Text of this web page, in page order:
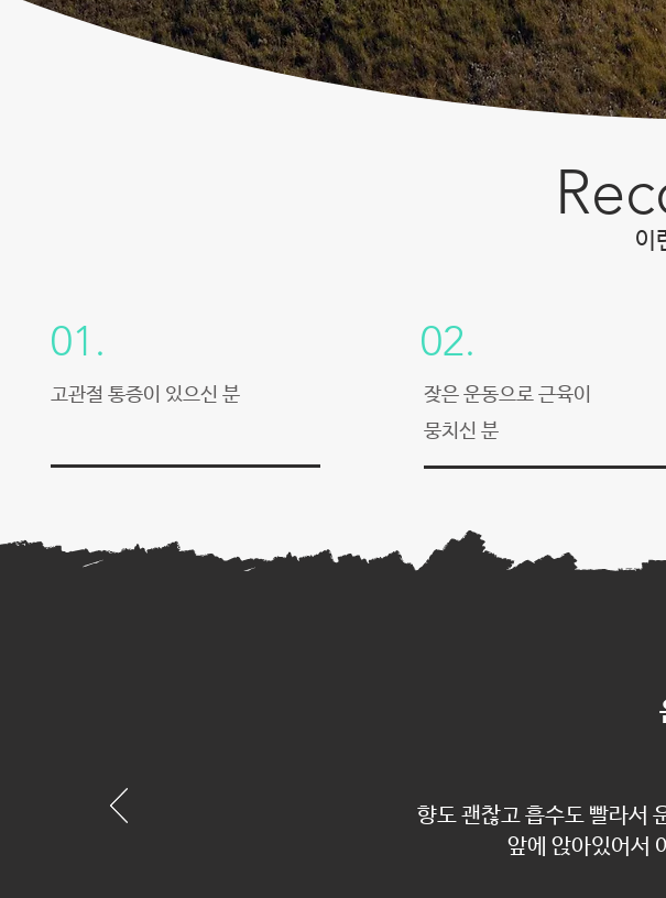
이
01.
고관절 통증이 있으신 분
02.
잦은 운동으로 근육이
​뭉치신 분
향도 괜찮고 흡수도 빨라서
앞에 앉아있어서